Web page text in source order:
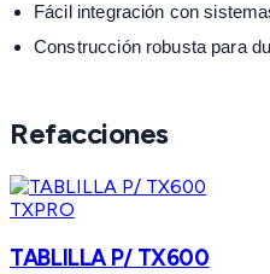
Fácil integración con
Construcción robusta para
Refacciones
TXPRO
TABLILLA P/ TX600